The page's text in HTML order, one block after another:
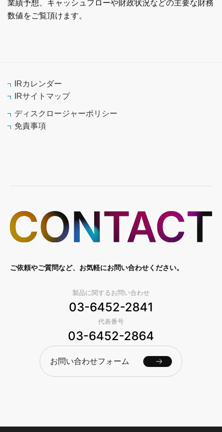
業績予想、キャッシュフローや財政状況などの主要な財務
数値をご覧頂けます。
IRカレンダー
IRサイトマップ
ディスクロージャーポリシー
免責事項
ご依頼やご質問など、お気軽にお問い合わせください。
製品に関するお問い合わせ
03-6452-2841
代表番号
03-6452-2864
お問い合わせフォーム